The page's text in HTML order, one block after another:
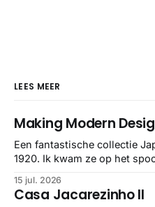
LEES MEER
Making Modern
Een fantastische collectie
1920. Ik kwam ze op het
gebundeld in een: boek ✨
stuk netter getrokken, maar
15 jul. 2026
Casa Jacarezinho II